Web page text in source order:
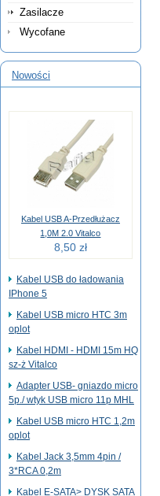
Zasilacze
Wycofane
Nowości
Kabel USB A-Przedłużacz
1,0M 2.0 Vitalco
8,50 zł
Kabel USB do ładowania
IPhone 5
Kabel USB micro HTC 3m
oplot
Kabel HDMI - HDMI 15m HQ
sz-ż Vitalco
Adapter USB- gniazdo micro
5p./ wtyk USB micro 11p MHL
Kabel USB micro HTC 1,2m
oplot
Kabel Jack 3,5mm 4pin /
3*RCA 0,2m
Kabel E-SATA> DYSK SATA